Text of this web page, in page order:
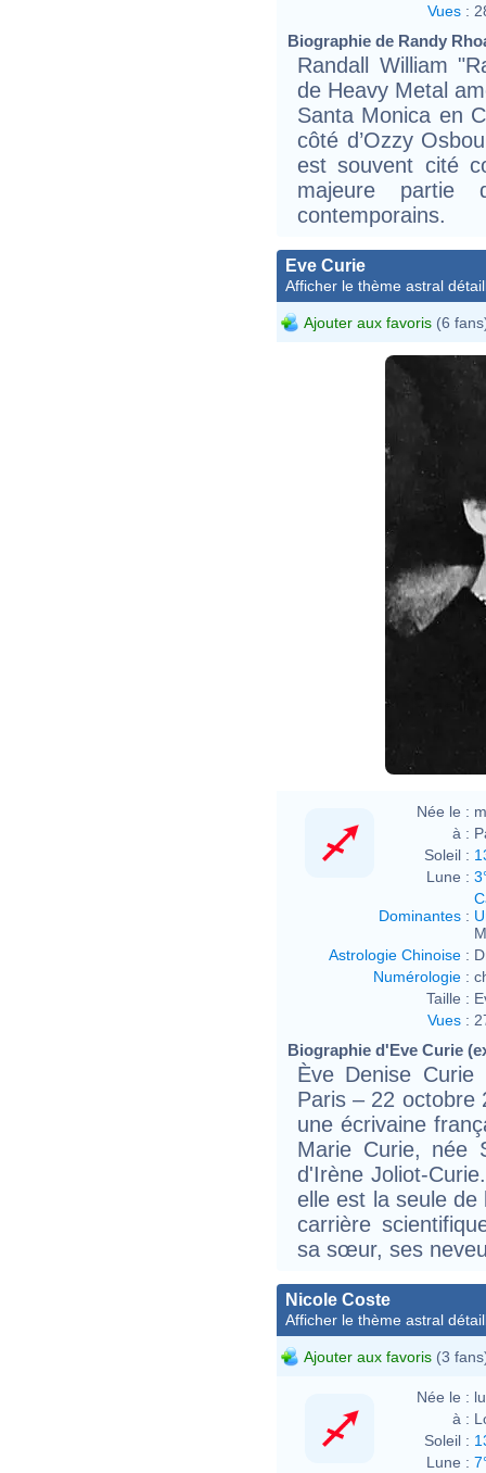
Vues :
Biographie de Randy
Randall William
de Heavy Metal
Santa Monica en
côté d’Ozzy
est souvent cité
majeure partie
contemporains.
Eve Curie
Afficher le thème astral
Ajouter aux favoris (6
Née le :
à :
Soleil :
Lune :
Dominantes :
Astrologie Chinoise :
Numérologie :
Taille :
Vues :
Biographie d'Eve Curie
Ève Denise
Paris – 22 octobre
une écrivaine
Marie Curie, née
d'Irène Joliot-
elle est la seule de
carrière
sa sœur, ses
Nicole Coste
Afficher le thème astral
Ajouter aux favoris (3
Née le :
à :
Soleil :
Lune :